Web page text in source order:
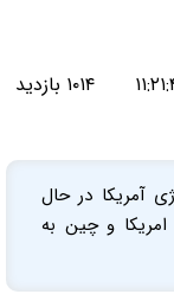
۱۰۱۴ بازدید
آمریکا در حال
و چین به